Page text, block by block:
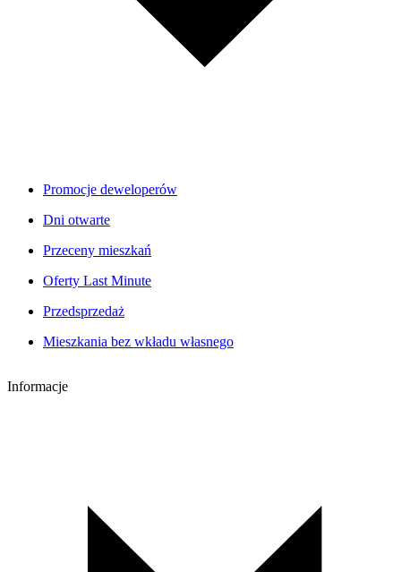
Promocje deweloperów
Dni otwarte
Przeceny mieszkań
Oferty Last Minute
Przedsprzedaż
Mieszkania bez wkładu własnego
Informacje